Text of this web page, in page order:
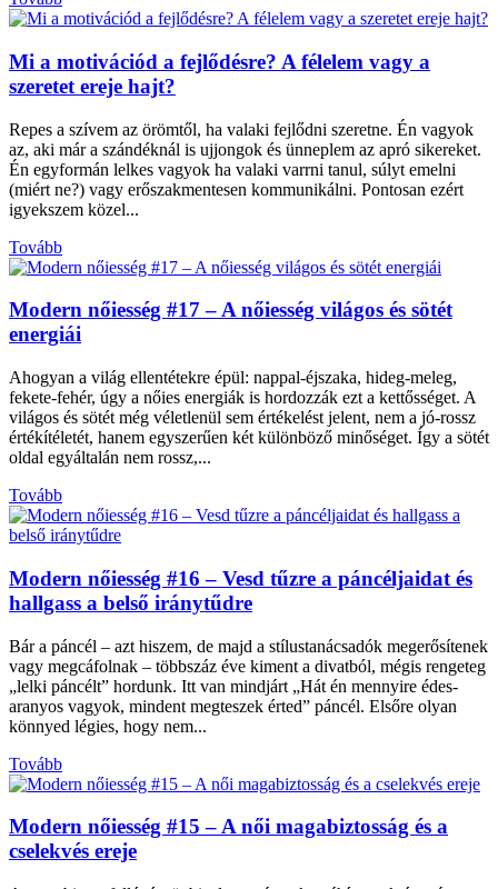
Mi a motivációd a fejlődésre? A félelem vagy a
szeretet ereje hajt?
Repes a szívem az örömtől, ha valaki fejlődni szeretne. Én vagyok
az, aki már a szándéknál is ujjongok és ünneplem az apró sikereket.
Én egyformán lelkes vagyok ha valaki varrni tanul, súlyt emelni
(miért ne?) vagy erőszakmentesen kommunikálni. Pontosan ezért
igyekszem közel...
Tovább
Modern nőiesség #17 – A nőiesség világos és sötét
energiái
Ahogyan a világ ellentétekre épül: nappal-éjszaka, hideg-meleg,
fekete-fehér, úgy a nőies energiák is hordozzák ezt a kettősséget. A
világos és sötét még véletlenül sem értékelést jelent, nem a jó-rossz
értékítéletét, hanem egyszerűen két különböző minőséget. Így a sötét
oldal egyáltalán nem rossz,...
Tovább
Modern nőiesség #16 – Vesd tűzre a páncéljaidat és
hallgass a belső iránytűdre
Bár a páncél – azt hiszem, de majd a stílustanácsadók megerősítenek
vagy megcáfolnak – többszáz éve kiment a divatból, mégis rengeteg
„lelki páncélt” hordunk. Itt van mindjárt „Hát én mennyire édes-
aranyos vagyok, mindent megteszek érted” páncél. Elsőre olyan
könnyed légies, hogy nem...
Tovább
Modern nőiesség #15 – A női magabiztosság és a
cselekvés ereje